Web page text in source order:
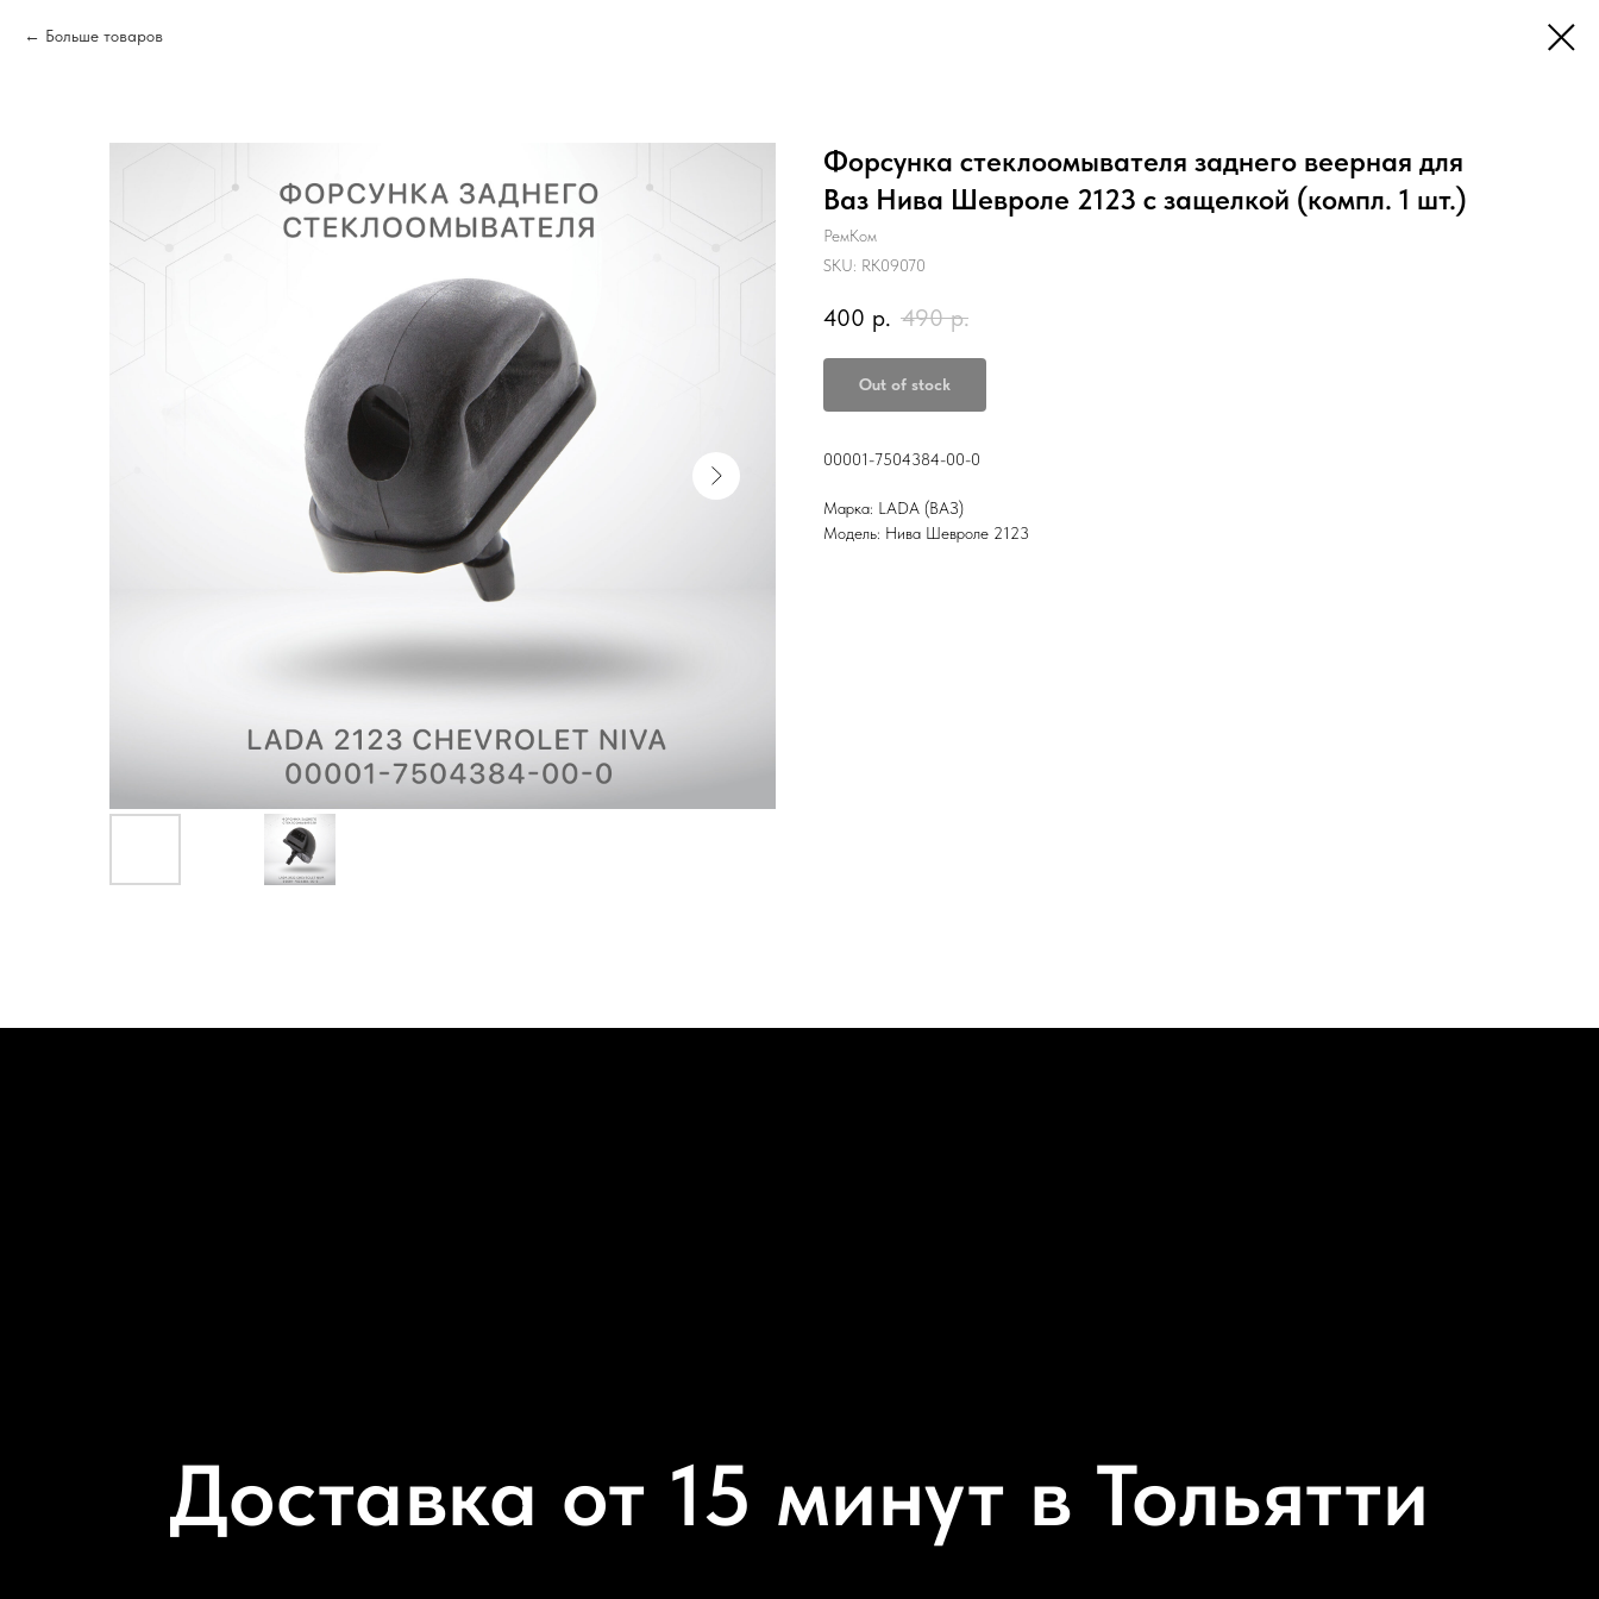
Больше товаров
Форсунка стеклоомывателя заднего веерная для
Ваз Нива Шевроле 2123 с защелкой (компл. 1 шт.)
РемКом
SKU: RK09070
400 р. 490 р.
Out of stock
00001-7504384-00-0
Марка: LADA (ВАЗ)
Модель: Нива Шевроле 2123
Доставка от 15 минут в Тольятти